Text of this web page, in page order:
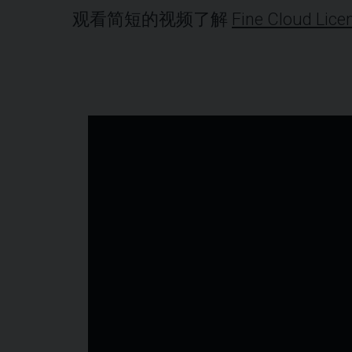
观看简短的视频了解 Fine Cloud